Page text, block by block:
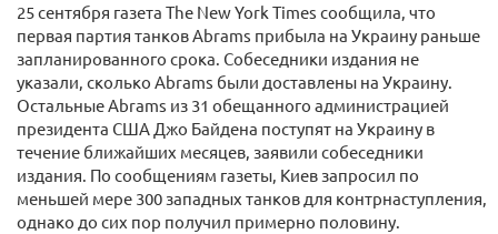
25 сентября газета The New York Times сообщила, что
первая партия танков Abrams прибыла на Украину раньше
запланированного срока. Собеседники издания не
указали, сколько Abrams были доставлены на Украину.
Остальные Abrams из 31 обещанного администрацией
президента США Джо Байдена поступят на Украину в
течение ближайших месяцев, заявили собеседники
издания. По сообщениям газеты, Киев запросил по
меньшей мере 300 западных танков для контрнаступления,
однако до сих пор получил примерно половину.